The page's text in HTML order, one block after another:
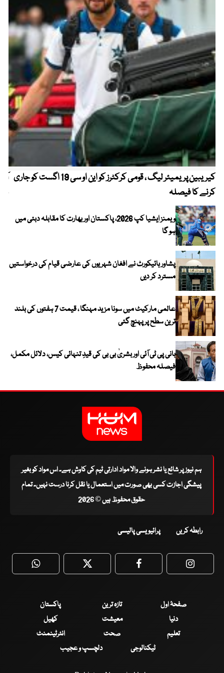
کیریبین پریمیئر لیگ ، قومی کرکٹرز کو این او سی 19 اگست کو جاری
کرنے کا فیصلہ
ویمنز ایشیا کپ 2026، پاکستان اور بھارت کا مقابلہ دبئی میں
ہو گا
پشاور ہائیکورٹ نے افغان شہریوں کی عارضی قیام کی درخواستیں
مسترد کر دیں
عالمی مارکیٹ میں سونا مزید مہنگا ، قیمت 7 ہفتوں کی بلند
ترین سطح پر پہنچ گئی
بانی پی ٹی آئی اور بشریٰ بی بی کی قیدِ تنہائی کیس، دلائل مکمل،
فیصلہ محفوظ
ہم نیوز پر شائع یا نشر ہونے والا مواد ادارتی ٹیم کی کاوش ہے۔ اس مواد کو بغیر
پیشگی اجازت کسی بھی صورت میں استعمال یا نقل کرنا درست نہیں۔ تمام
حقوق محفوظ ہیں © 2026
رابطہ کریں پرائیویسی پالیسی
WhatsApp Twitter Facebook
صفحۂ اول تازہ ترین
پاکستان
دنیا
معیشت
کھیل
تعلیم
صحت
انٹرٹینمنٹ
ٹیکنالوجی
دلچسپ و عجیب